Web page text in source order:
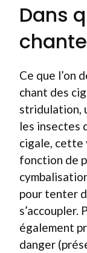
Dans
Ce que l’on
chant des
stridulation,
les insectes
cigale, cette
fonction de
pour tenter
s’accoupler.
également
danger